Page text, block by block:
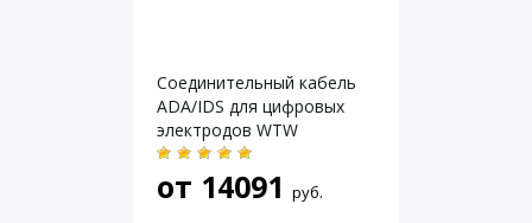
Соединительный кабель
ADA/IDS для цифровых
электродов WTW
от 14091 руб.